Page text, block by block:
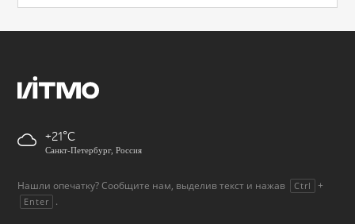
+21
Санкт-Петербург, Россия
Нашли опечатку? Сообщите нам, выделив текст и нажав Ctrl +
Enter .